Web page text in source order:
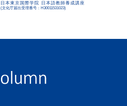
日本東京国際学院 日本語教師養成講座
(文化庁届出受理番号：H30011531023)